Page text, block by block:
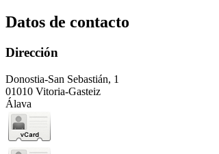
Datos de contacto
Dirección
Donostia-San Sebastián, 1
01010 Vitoria-Gasteiz
Álava